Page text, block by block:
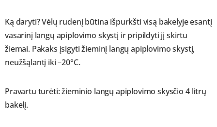
Ką daryti? Vėlų rudenį būtina išpurkšti visą bakelyje esantį
vasarinį langų apiplovimo skystį ir pripildyti jį skirtu
žiemai. Pakaks įsigyti žieminį langų apiplovimo skystį,
neužšąlantį iki –20°C.
Pravartu turėti: žieminio langų apiplovimo skysčio 4 litrų
bakelį.